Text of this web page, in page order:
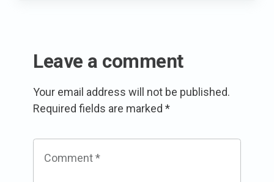
Leave a comment
Your email address will not be published.
Required fields are marked *
Comment*